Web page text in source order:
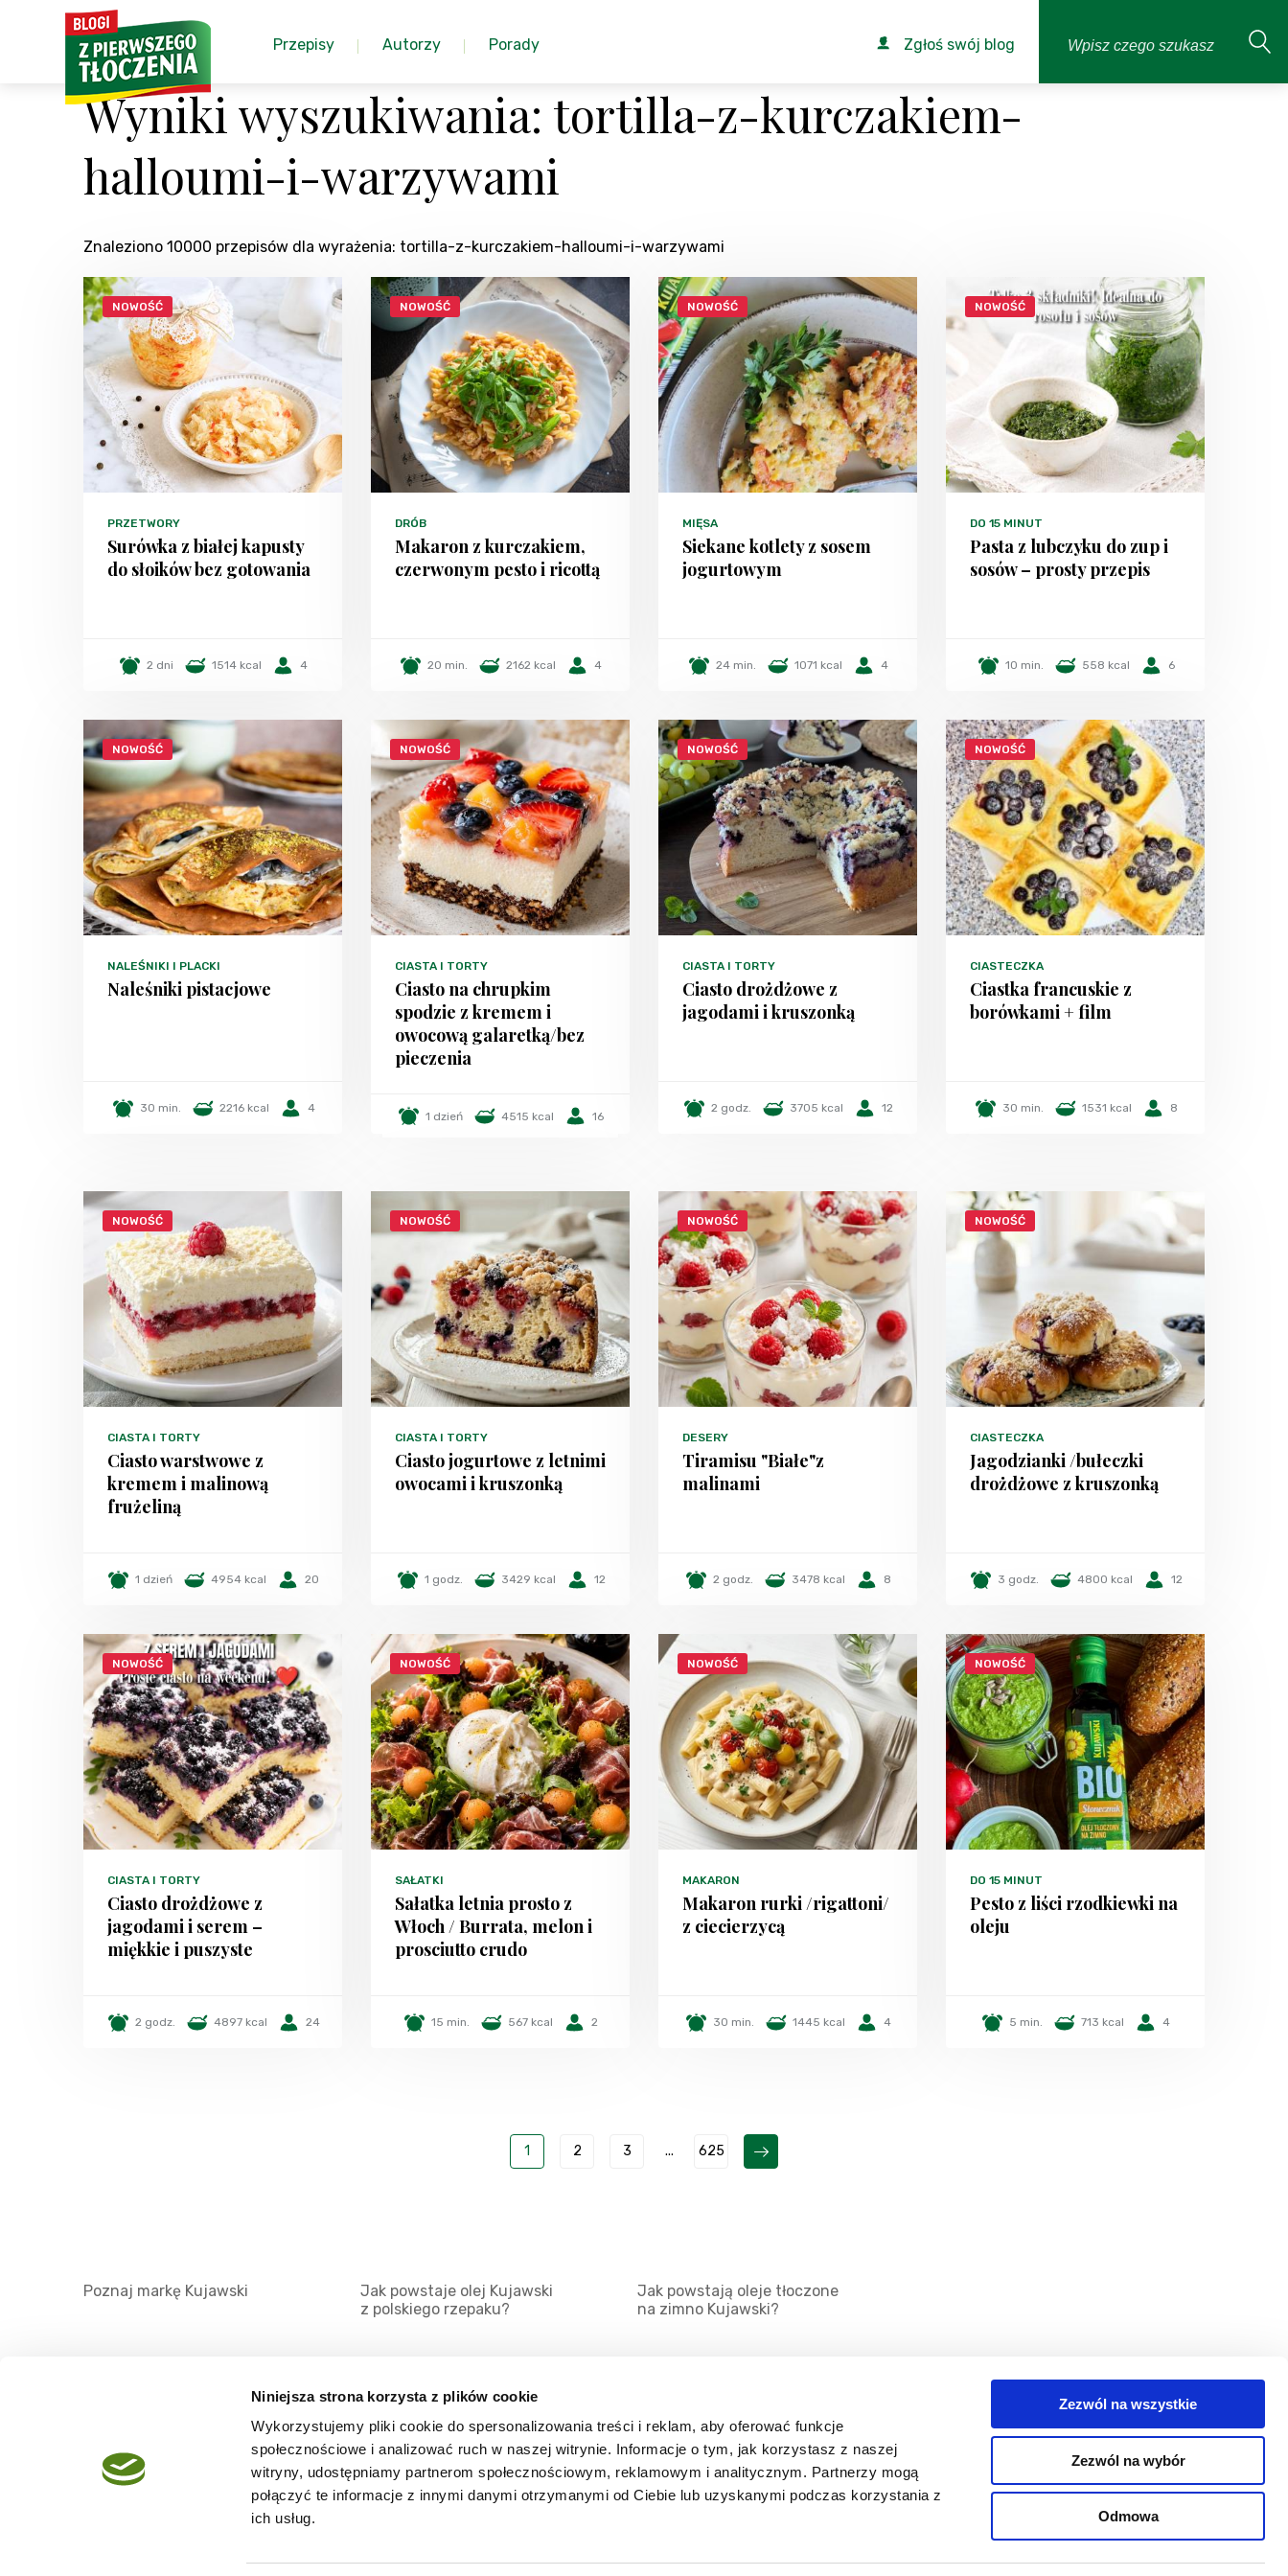
Niniejsza strona korzysta z plików cookie
Wykorzystujemy pliki cookie do spersonalizowania treści i reklam, aby oferować funkcje
społecznościowe i analizować ruch w naszej witrynie. Informacje o tym, jak korzystasz z naszej
witryny, udostępniamy partnerom społecznościowym, reklamowym i analitycznym. Partnerzy mogą
połączyć te informacje z innymi danymi otrzymanymi od Ciebie lub uzyskanymi podczas korzystania z
ich usług.
Zezwól na wszystkie
Zezwól na wybór
Odmowa
Przepisy Autorzy Porady Zgłoś swój blog
Wyniki wyszukiwania: tortilla-z-kurczakiem-
halloumi-i-warzywami
Znaleziono 10000 przepisów dla wyrażenia: tortilla-z-kurczakiem-halloumi-i-warzywami
NOWOŚĆ
PRZETWORY
Surówka z białej kapusty
do słoików bez gotowania
2 dni 1514 kcal 4
NOWOŚĆ
DRÓB
Makaron z kurczakiem,
czerwonym pesto i ricottą
20 min. 2162 kcal 4
NOWOŚĆ
MIĘSA
Siekane kotlety z sosem
jogurtowym
24 min. 1071 kcal 4
NOWOŚĆ
DO 15 MINUT
Pasta z lubczyku do zup i
sosów – prosty przepis
10 min. 558 kcal 6
NOWOŚĆ
NALEŚNIKI I PLACKI
Naleśniki pistacjowe
30 min. 2216 kcal 4
NOWOŚĆ
CIASTA I TORTY
Ciasto na chrupkim
spodzie z kremem i
owocową galaretką/bez
pieczenia
1 dzień 4515 kcal 16
NOWOŚĆ
CIASTA I TORTY
Ciasto drożdżowe z
jagodami i kruszonką
2 godz. 3705 kcal 12
NOWOŚĆ
CIASTECZKA
Ciastka francuskie z
borówkami + film
30 min. 1531 kcal 8
NOWOŚĆ
CIASTA I TORTY
Ciasto warstwowe z
kremem i malinową
frużeliną
1 dzień 4954 kcal 20
NOWOŚĆ
CIASTA I TORTY
Ciasto jogurtowe z letnimi
owocami i kruszonką
1 godz. 3429 kcal 12
NOWOŚĆ
DESERY
Tiramisu "Białe"z
malinami
2 godz. 3478 kcal 8
NOWOŚĆ
CIASTECZKA
Jagodzianki /bułeczki
drożdżowe z kruszonką
3 godz. 4800 kcal 12
NOWOŚĆ
CIASTA I TORTY
Ciasto drożdżowe z
jagodami i serem –
miękkie i puszyste
2 godz. 4897 kcal 24
NOWOŚĆ
SAŁATKI
Sałatka letnia prosto z
Włoch / Burrata, melon i
prosciutto crudo
15 min. 567 kcal 2
NOWOŚĆ
MAKARON
Makaron rurki /rigattoni/
z ciecierzycą
30 min. 1445 kcal 4
NOWOŚĆ
DO 15 MINUT
Pesto z liści rzodkiewki na
oleju
5 min. 713 kcal 4
1 2 3 ... 625
Poznaj markę Kujawski
Jak powstaje olej Kujawski
z polskiego rzepaku?
Jak powstają oleje tłoczone
na zimno Kujawski?
Regulamin
Mapa serwisu
Kanały RSS
Porady
Kategorie
Kontakt
Zaloguj się